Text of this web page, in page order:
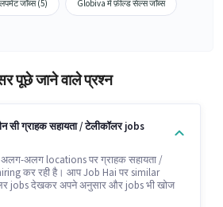
जॉब्स (5) Globiva में फ़ील्ड सेल्स जॉब्स
पूछे जाने वाले प्रश्न
सी ग्राहक सहायता / टेलीकॉलर jobs
अलग locations पर ग्राहक सहायता /
कर रही है। आप Job Hai पर similar
jobs देखकर अपने अनुसार और jobs भी खोज